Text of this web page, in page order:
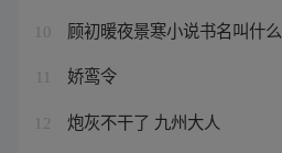
10 顾初暖夜景寒小说书名叫什么
娇鸾令
12 炮灰不干了 九州大人